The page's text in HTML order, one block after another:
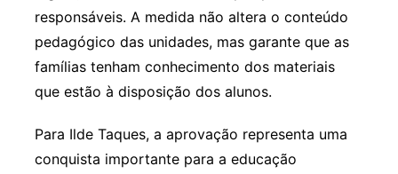
responsáveis. A medida não altera o conteúdo
pedagógico das unidades, mas garante que as
famílias tenham conhecimento dos materiais
que estão à disposição dos alunos.
Para Ilde Taques, a aprovação representa uma
conquista importante para a educação